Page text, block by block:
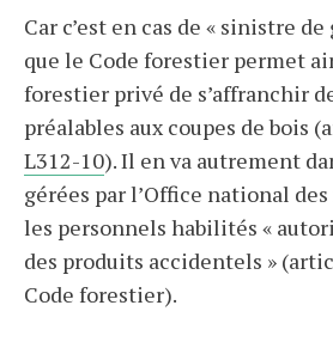
Car c’est en cas de « sinistre
que le Code forestier permet
forestier privé de s’affranchir
préalables aux coupes de bois
L312-10). Il en va autrement
gérées par l’Office national
les personnels habilités «
des produits accidentels »
Code forestier).